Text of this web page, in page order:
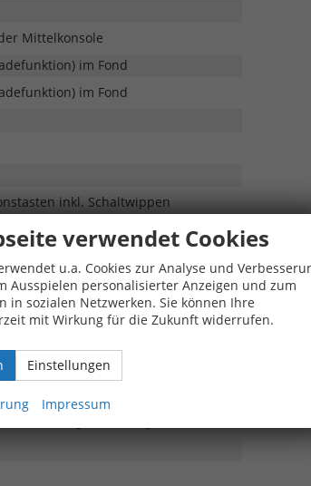
Mittelkonsole
im Fond
im Fond
inkl. Schaltwippen
und Lendenwirbelstütze
Rücksitzen
und Fond getrennt regelbar
verwendet Cookies
u.a. Cookies zur Analyse und
Ausspielen personalisierter Anzeigen und zum
in sozialen Netzwerken. Sie können Ihre
mit Wirkung für die Zukunft widerrufen.
Einstellungen
Impressum